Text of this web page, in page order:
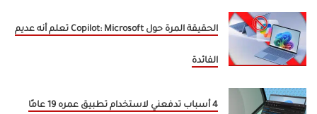
الحقيقة المرة حول Copilot: Microsoft تعلم أنه عديم
الفائدة
4 أسباب تدفعني لاستخدام تطبيق عمره 19 عامًا